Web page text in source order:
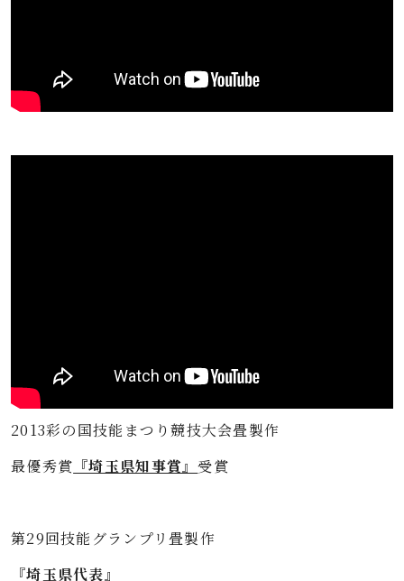
2013彩の国技能まつり競技大会畳製作
最優秀賞 『埼玉県知事賞』受賞
第29回技能グランプリ畳製作
『埼玉県代表』